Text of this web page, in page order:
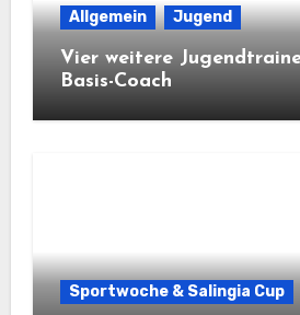
Allgemein Jugend
Vier weitere
Basis-Coach
Sportwoche & Salingia Cup